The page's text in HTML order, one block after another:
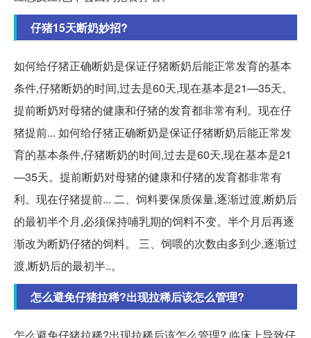
仔猪15天断奶妙招?
如何给仔猪正确断奶是保证仔猪断奶后能正常发育的基本
条件,仔猪断奶的时间,过去是60天,现在基本是21—35天。
提前断奶对母猪的健康和仔猪的发育都非常有利。现在仔
猪提前... 如何给仔猪正确断奶是保证仔猪断奶后能正常发
育的基本条件,仔猪断奶的时间,过去是60天,现在基本是21
—35天。提前断奶对母猪的健康和仔猪的发育都非常有
利。现在仔猪提前... 二、饲料要保质保量,逐渐过渡,断奶后
的最初半个月,必须保持哺乳期的饲料不变。半个月后再逐
渐改为断奶仔猪的饲料。 三、饲喂的次数由多到少,逐渐过
渡,断奶后的最初半..。
怎么避免仔猪拉稀?出现拉稀后该怎么管理?